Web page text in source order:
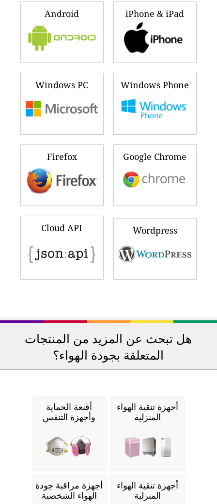
iPhone & iPad
Android
Windows Phone
Windows PC
Google Chrome
Firefox
Wordpress
Cloud API
هل تبحث عن المزيد من المنتجات
المتعلقة بجودة الهواء؟
أجهزة تنقية الهواء
المنزلية
أقنعة الحماية
وأجهزة التنفس
أجهزة تنقية الهواء
المنزلية
أجهزة مراقبة جودة
الهواء الشخصية